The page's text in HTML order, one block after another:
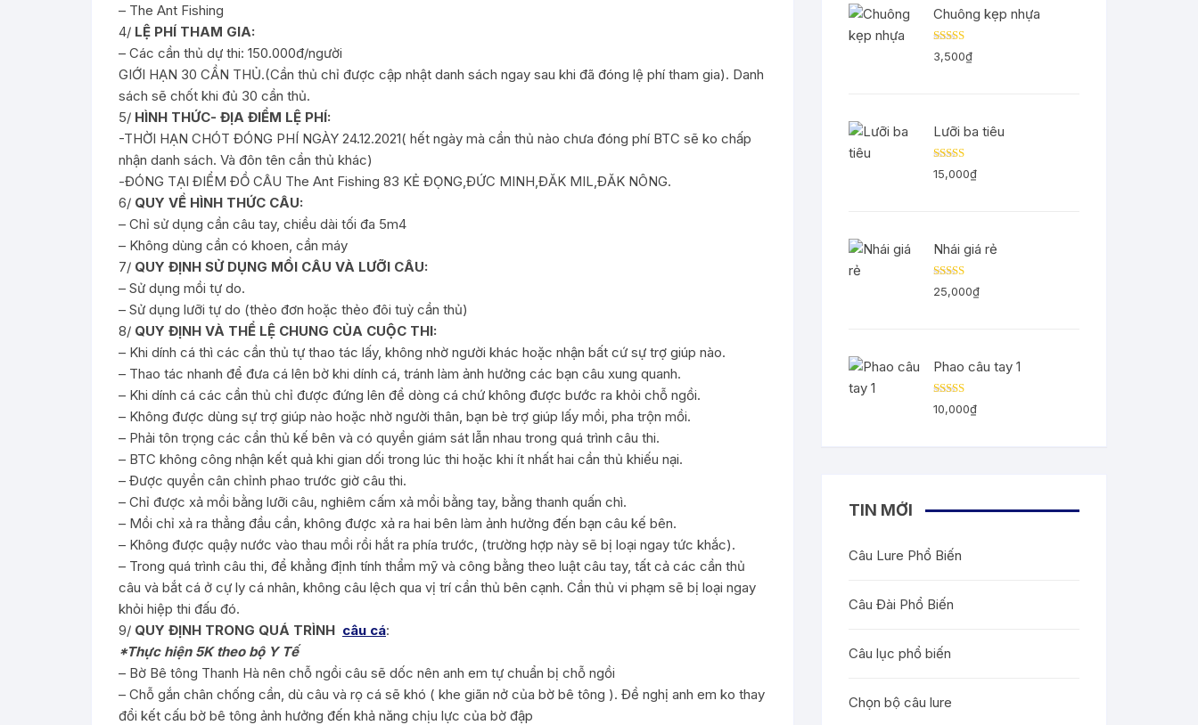
– The Ant Fishing
4/ LỆ PHÍ THAM GIA:
– Các cần thủ dự thi: 150.000đ/người
GIỚI HẠN 30 CẦN THỦ.(Cần thủ chỉ được cập nhật danh sách ngay sau khi đã đóng lệ phí tham gia). Danh
sách sẽ chốt khi đủ 30 cần thủ.
5/ HÌNH THỨC- ĐỊA ĐIỂM LỆ PHÍ:
-THỜI HẠN CHÓT ĐÓNG PHÍ NGÀY 24.12.2021( hết ngày mà cần thủ nào chưa đóng phí BTC sẽ ko chấp
nhận danh sách. Và đôn tên cần thủ khác)
-ĐÓNG TẠI ĐIỂM ĐỒ CÂU The Ant Fishing 83 KẺ ĐỌNG,ĐỨC MINH,ĐĂK MIL,ĐĂK NÔNG.
6/ QUY VỀ HÌNH THỨC CÂU:
– Chỉ sử dụng cần câu tay, chiều dài tối đa 5m4
– Không dùng cần có khoen, cần máy
7/ QUY ĐỊNH SỬ DỤNG MỒI CÂU VÀ LƯỠI CÂU:
– Sử dụng mồi tự do.
– Sử dụng lưỡi tự do (thẻo đơn hoặc thẻo đôi tuỳ cần thủ)
8/ QUY ĐỊNH VÀ THỂ LỆ CHUNG CỦA CUỘC THI:
– Khi dính cá thì các cần thủ tự thao tác lấy, không nhờ người khác hoặc nhận bất cứ sự trợ giúp nào.
– Thao tác nhanh để đưa cá lên bờ khi dính cá, tránh làm ảnh hưởng các bạn câu xung quanh.
– Khi dính cá các cần thủ chỉ được đứng lên để dòng cá chứ không được bước ra khỏi chỗ ngồi.
– Không được dùng sự trợ giúp nào hoặc nhờ người thân, bạn bè trợ giúp lấy mồi, pha trộn mồi.
– Phải tôn trọng các cần thủ kế bên và có quyền giám sát lẫn nhau trong quá trình câu thi.
– BTC không công nhận kết quả khi gian dối trong lúc thi hoặc khi ít nhất hai cần thủ khiếu nại.
– Được quyền cân chỉnh phao trước giờ câu thi.
– Chỉ được xả mồi bằng lưỡi câu, nghiêm cấm xả mồi bằng tay, bằng thanh quấn chì.
– Mồi chỉ xả ra thẳng đầu cần, không được xả ra hai bên làm ảnh hưởng đến bạn câu kế bên.
– Không được quậy nước vào thau mồi rồi hắt ra phía trước, (trường hợp này sẽ bị loại ngay tức khắc).
– Trong quá trình câu thi, để khẳng định tính thẩm mỹ và công bằng theo luật câu tay, tất cả các cần thủ
câu và bắt cá ở cự ly cá nhân, không câu lệch qua vị trí cần thủ bên cạnh. Cần thủ vi phạm sẽ bị loại ngay
khỏi hiệp thi đấu đó.
9/ QUY ĐỊNH TRONG QUÁ TRÌNH câu cá:
*Thực hiện 5K theo bộ Y Tế
– Bờ Bê tông Thanh Hà nên chỗ ngồi câu sẽ dốc nên anh em tự chuẩn bị chỗ ngồi
– Chỗ gắn chân chống cần, dù câu và rọ cá sẽ khó ( khe giãn nở của bờ bê tông ). Đề nghị anh em ko thay
đổi kết cấu bờ bê tông ảnh hưởng đến khả năng chịu lực của bờ đập
Chuông kẹp nhựa
Được
xếp
3,500₫
Lưỡi ba tiêu
Được
xếp
15,000₫
Nhái giá rẻ
Được
xếp
25,000₫
Phao câu tay 1
Được
xếp
10,000₫
TIN MỚI
Câu Lure Phổ Biến
Câu Đài Phổ Biến
Câu lục phổ biến
Chọn bộ câu lure